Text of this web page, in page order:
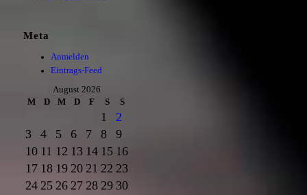
Meta
Anmelden
Eintrags-Feed
August 2026
M
D M D F S S
1
2
3
4 5 6 7 8
9
10 11 12 13 14 15 16
17 18 19 20 21 22 23
24 25 26 27 28 29 30